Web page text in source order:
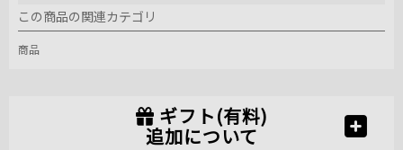
この商品の関連カテゴリ
商品
ギフト(有料)
追加について